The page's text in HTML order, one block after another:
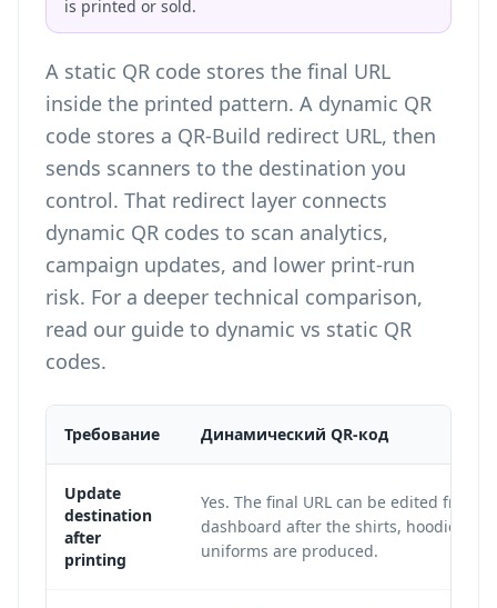
is printed or sold.
A static QR code stores the final URL
inside the printed pattern. A dynamic QR
code stores a QR-Build redirect URL, then
sends scanners to the destination you
control. That redirect layer connects
dynamic QR codes to scan analytics,
campaign updates, and lower print-run
risk. For a deeper technical comparison,
read our guide to dynamic vs static QR
codes.
Требование Динамический QR-код
Update
destination
after
printing
Yes. The final URL can be edited from
dashboard after the shirts, hoodies,
uniforms are produced.